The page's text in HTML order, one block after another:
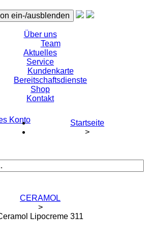
ein-/ausblenden
Über uns
Team
Aktuelles
Service
Kundenkarte
Bereitschaftsdienste
Shop
Kontakt
Konto
Startseite
>
CERAMOL
>
Lipocreme 311